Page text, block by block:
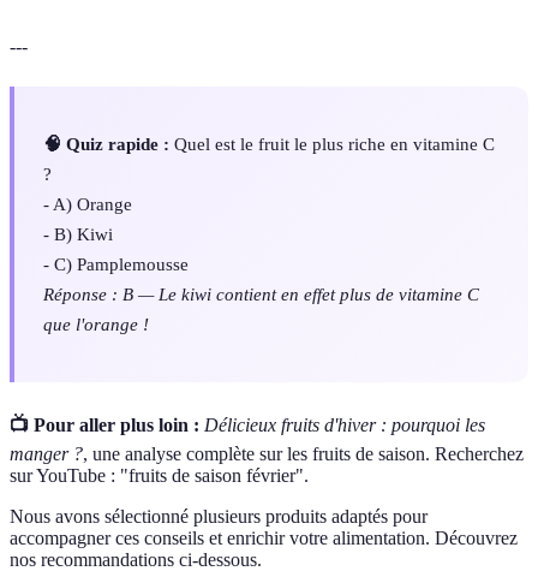
---
🧠 Quiz rapide : Quel est le fruit le plus riche en vitamine C
?
- A) Orange
- B) Kiwi
- C) Pamplemousse
Réponse : B — Le kiwi contient en effet plus de vitamine C
que l'orange !
📺 Pour aller plus loin : Délicieux fruits d'hiver : pourquoi les
manger ?, une analyse complète sur les fruits de saison. Recherchez
sur YouTube : "fruits de saison février".
Nous avons sélectionné plusieurs produits adaptés pour
accompagner ces conseils et enrichir votre alimentation. Découvrez
nos recommandations ci-dessous.